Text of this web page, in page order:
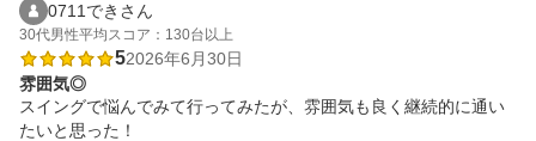
0711できさん
30代男性平均スコア：130台以上
52026年6月30日
雰囲気◎
スイングで悩んでみて行ってみたが、雰囲気も良く継続的に通い
たいと思った！